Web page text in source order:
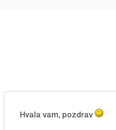
Hvala vam, pozdrav